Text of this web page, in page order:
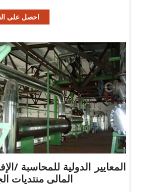
احصل على
المعايير الدولية للمحاسبة /
المالى منتديات